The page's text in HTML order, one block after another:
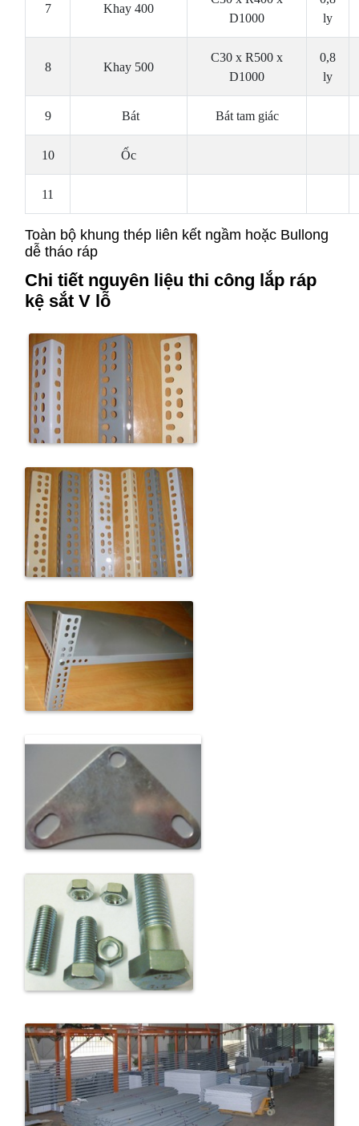
7 Khay 400
D1000
ly
8 Khay 500
C30 x R500 x
D1000
0,8
ly
9 Bát Bát tam giác
10 Ốc
11
Toàn bộ khung thép liên kết ngầm hoặc Bullong
dễ tháo ráp
Chi tiết nguyên liệu thi công lắp ráp
kệ sắt V lỗ